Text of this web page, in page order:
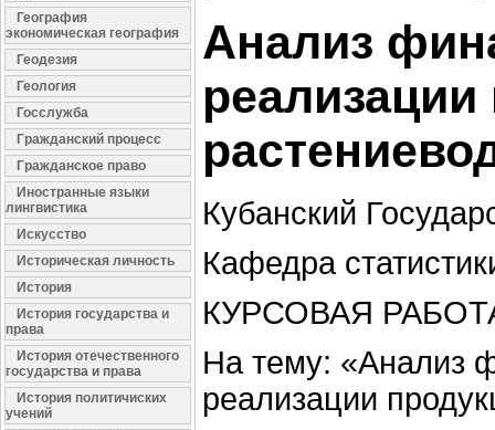
География
экономическая география
Геодезия
Геология
Госслужба
Гражданский процесс
Гражданское право
Иностранные языки
лингвистика
Искусство
Историческая личность
История
История государства и
права
История отечественного
государства и права
История политичиских
учений
Анализ
Кубанский
Кафедра
КУРСОВАЯ
На тему: «Анализ
реализации